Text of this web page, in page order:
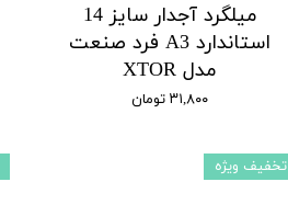
میلگرد آجدار سایز 14
استاندارد A3 فرد صنعت
مدل XTOR
۳۱,۸۰۰ تومان
تخفیف ویژه